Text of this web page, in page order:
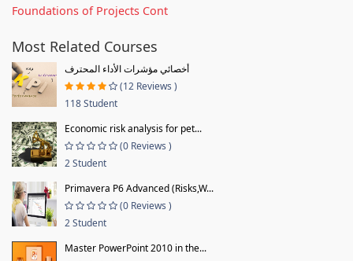
Foundations of Projects Cont
Most Related Courses
أخصائي مؤشرات الأداء المحترف
(12 Reviews )
118 Student
Economic risk analysis for pet...
(0 Reviews )
2 Student
Primavera P6 Advanced (Risks,W...
(0 Reviews )
2 Student
Master PowerPoint 2010 in the...